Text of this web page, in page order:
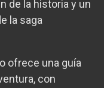
de la historia y un
la saga
ofrece una guía
con